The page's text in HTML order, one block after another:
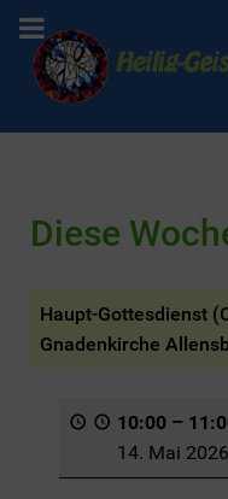
Diese
Haupt-Gottesdienst
Gnadenkirche
10:00 –
14. Mai 2026